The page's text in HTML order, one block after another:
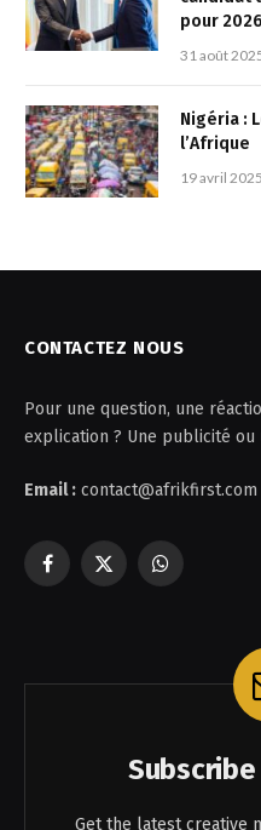
pour 2026
31 août
Nigéria :
l’Afrique
19 avril 2025
CONTACTEZ NOUS
Pour une question, une
explication ? Une publicité ou
Email : contact@afrikfirst.com
Facebook
X
WhatsApp
Get the latest creative